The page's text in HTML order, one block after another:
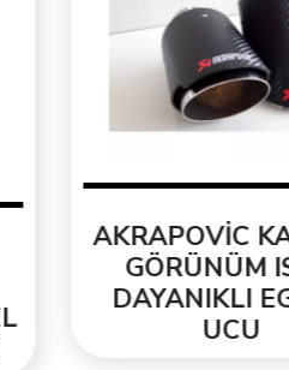
AKRAPOVİC
GÖRÜNÜM
DAYANIKLI
UCU